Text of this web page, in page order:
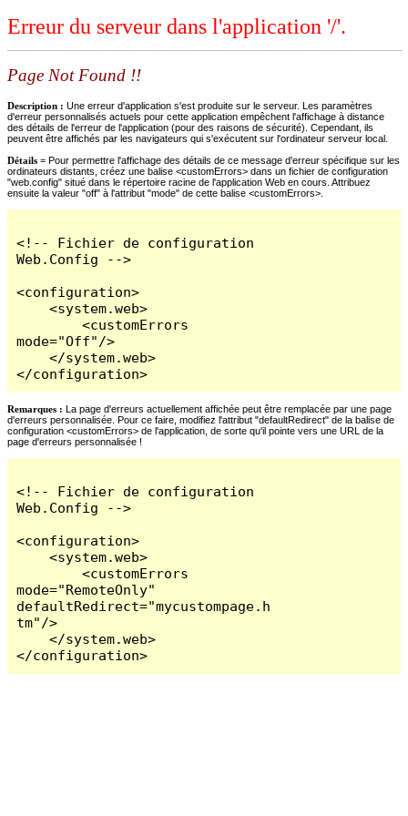
Erreur du serveur dans l'application '/'.
Page Not Found !!
Description : Une erreur d'application s'est produite sur le serveur. Les paramètres
d'erreur personnalisés actuels pour cette application empêchent l'affichage à distance
des détails de l'erreur de l'application (pour des raisons de sécurité). Cependant, ils
peuvent être affichés par les navigateurs qui s'exécutent sur l'ordinateur serveur local.
Détails = Pour permettre l'affichage des détails de ce message d'erreur spécifique sur les
ordinateurs distants, créez une balise <customErrors> dans un fichier de configuration
"web.config" situé dans le répertoire racine de l'application Web en cours. Attribuez
ensuite la valeur "off" à l'attribut "mode" de cette balise <customErrors>.
<!-- Fichier de configuration
Web.Config -->
<configuration>
    <system.web>
        <customErrors
mode="Off"/>
    </system.web>
</configuration>
Remarques : La page d'erreurs actuellement affichée peut être remplacée par une page
d'erreurs personnalisée. Pour ce faire, modifiez l'attribut "defaultRedirect" de la balise de
configuration <customErrors> de l'application, de sorte qu'il pointe vers une URL de la
page d'erreurs personnalisée !
<!-- Fichier de configuration
Web.Config -->
<configuration>
    <system.web>
        <customErrors
mode="RemoteOnly"
defaultRedirect="mycustompage.h
tm"/>
    </system.web>
</configuration>